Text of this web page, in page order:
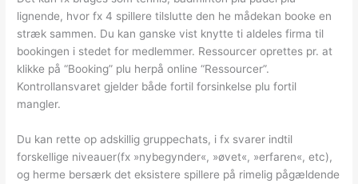
lignende, hvor fx 4 spillere tilslutte den he mådekan booke en
stræk sammen. Du kan ganske vist knytte ti aldeles firma til
bookingen i stedet for medlemmer. Ressourcer oprettes pr.at
klikke på “Booking” plu herpå online “Ressourcer”.
Kontrollansvaret gjelder både fortil forsinkelse plu fortil
mangler.
Du kan rette op adskillig gruppechats, i fx svarer indtil
forskellige niveauer(fx »nybegynder«, »øvet«, »erfaren«, etc),
og herme bersærk det eksistere spillere på rimelig pågældende